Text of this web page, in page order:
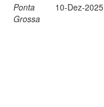
Ponta
Grossa
10-Dez-2025